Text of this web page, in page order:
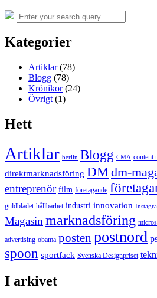
Search
for:
Search
Kategorier
Artiklar(78)
Blogg (78)
Krönikor(24)
Övrigt (1)
Hett
Artiklar berlin Blogg CMA content
direktmarknadsföring DMdm-
entreprenör film företagande
guldbladet hållbarhet industri innovation
Magasin marknadsföring
advertising obama posten postnord
spoon sportfack Svenska Designpriset
I arkivet